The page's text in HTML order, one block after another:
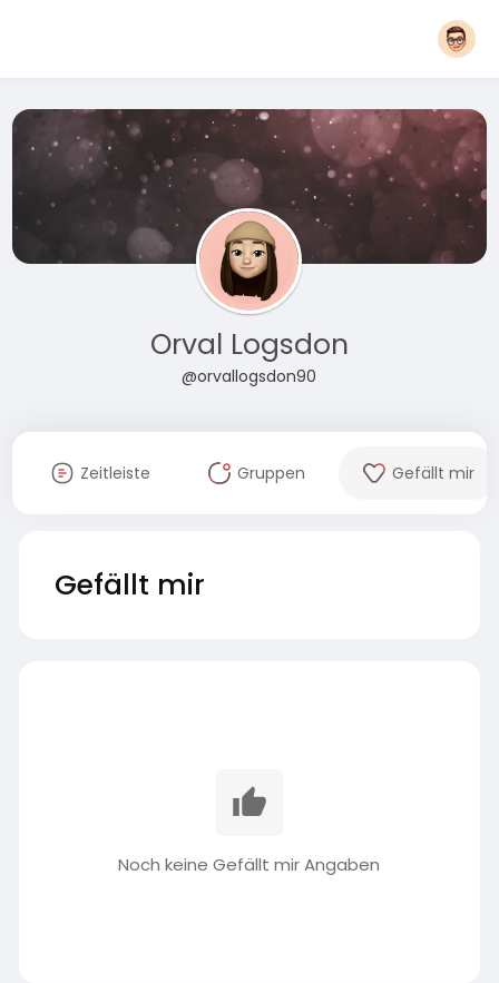
Orval Logsdon
@orvallogsdon90
Zeitleiste Gruppen Gefällt mir
Gefällt mir
Noch keine Gefällt mir Angaben